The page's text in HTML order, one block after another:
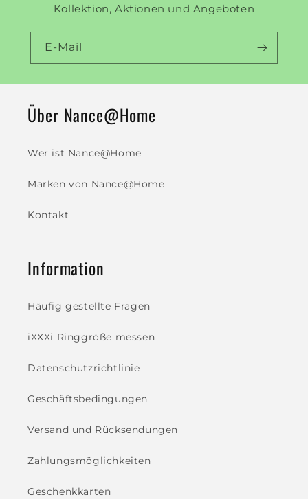
Kollektion, Aktionen und Angeboten
E-Mail
Über Nance@Home
Wer ist Nance@Home
Marken von Nance@Home
Kontakt
Information
Häufig gestellte Fragen
iXXXi Ringgröße messen
Datenschutzrichtlinie
Geschäftsbedingungen
Versand und Rücksendungen
Zahlungsmöglichkeiten
Geschenkkarten